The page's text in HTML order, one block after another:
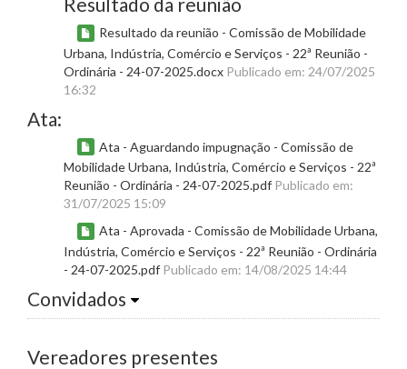
Resultado da reunião - Comissão de Mobilidade
Urbana, Indústria, Comércio e Serviços - 22ª Reunião -
Ordinária - 24-07-2025.docx Publicado em: 24/07/2025
16:32
Ata:
Ata - Aguardando impugnação - Comissão de
Mobilidade Urbana, Indústria, Comércio e Serviços - 22ª
Reunião - Ordinária - 24-07-2025.pdf Publicado em:
31/07/2025 15:09
Ata - Aprovada - Comissão de Mobilidade Urbana,
Indústria, Comércio e Serviços - 22ª Reunião - Ordinária
- 24-07-2025.pdf Publicado em: 14/08/2025 14:44
Convidados
Vereadores presentes